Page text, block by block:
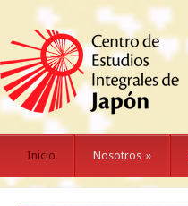
Inicio Nosotros »